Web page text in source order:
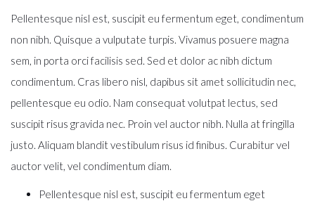
Pellentesque nisl est, suscipit eu fermentum eget, condimentum
non nibh. Quisque a vulputate turpis. Vivamus posuere magna
sem, in porta orci facilisis sed. Sed et dolor ac nibh dictum
condimentum. Cras libero nisl, dapibus sit amet sollicitudin nec,
pellentesque eu odio. Nam consequat volutpat lectus, sed
suscipit risus gravida nec. Proin vel auctor nibh. Nulla at fringilla
justo. Aliquam blandit vestibulum risus id finibus. Curabitur vel
auctor velit, vel condimentum diam.
Pellentesque nisl est, suscipit eu fermentum eget